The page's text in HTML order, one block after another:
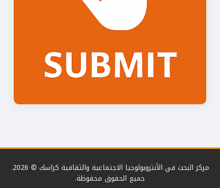
مركز البحث في الأنثروبولوجيا الاجتماعية والثقافية كراسك © 2026.
جميع الحقوق محفوظة.